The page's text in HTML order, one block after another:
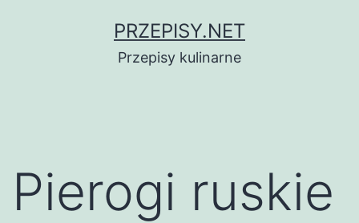
PRZEPISY.NET
Przepisy kulinarne
Pierogi ruskie